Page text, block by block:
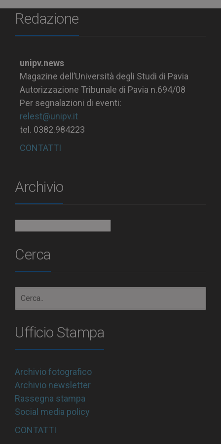
Redazione
unipv.news
Magazine dell’Università degli Studi di Pavia
Autorizzazione Tribunale di Pavia n.694/08
Per segnalazioni di eventi:
relest@unipv.it
tel. 0382.984223
CONTATTI
Archivio
Cerca
Ufficio Stampa
Archivio fotografico
Archivio newsletter
Rassegna stampa
Social media policy
CONTATTI